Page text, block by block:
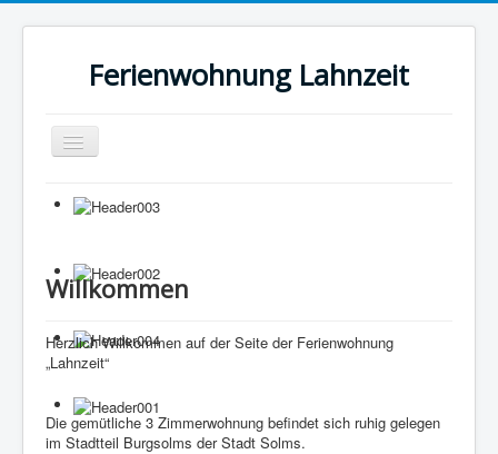
Ferienwohnung Lahnzeit
Navigation
an/aus
Home
Bilder
Rund ums Lahntal
Willkommen
Herzlich Willkommen auf der Seite der Ferienwohnung
„Lahnzeit“
Die gemütliche 3 Zimmerwohnung befindet sich ruhig gelegen
im Stadtteil Burgsolms der Stadt Solms.